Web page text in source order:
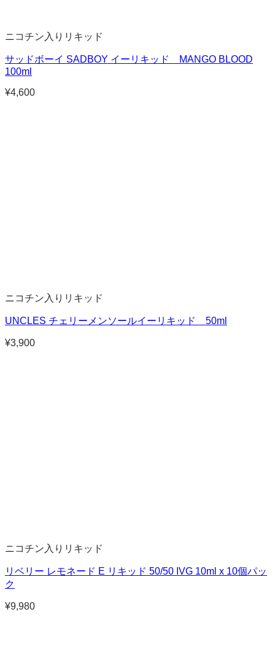
ニコチン入りリキッド
サッドボーイ SADBOY イーリキッド MANGO BLOOD
100ml
¥4,600
ニコチン入りリキッド
UNCLES チェリーメンソールイーリキッド 50ml
¥3,900
ニコチン入りリキッド
リベリー レモネード E リキッド 50/50 IVG 10ml x 10個パッ
ク
¥9,980